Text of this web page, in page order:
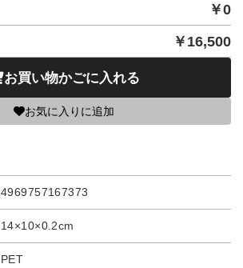
￥0
￥ 16,500
お買い物かごに入れる
お気に入りに追加
4969757167373
14×10×0.2cm
PET